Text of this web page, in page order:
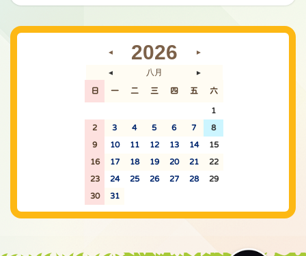
◄ 2026 ►
◄ 八月 ►
日 一 二 三 四 五 六
1
2 3 4 5 6 7 8
9 10 11 12 13 14 15
16 17 18 19 20 21 22
23 24 25 26 27 28 29
30 31